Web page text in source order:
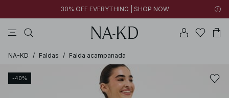
30% OFF EVERYTHING | SHOP NOW
NA-KD / Faldas / Falda acampanada
-40%